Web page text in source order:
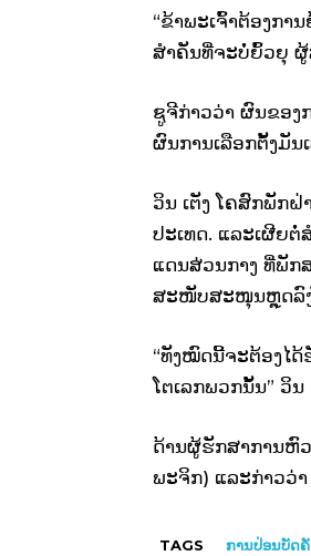
“ຂ້າພະເຈົ້າຕ້ອງກ
ສຳຄັນທີ່ຈະບໍ່ຍົ້ວຍຸ
ຊູຈີກ່າວວ່າ ຜົນຂອງ
ຜົນການເລືອກຕັ້ງມັນ
ວິນ ເຕັງ ໂຄສົກພັກ
ປະເທດ. ແລະເຜີຍຕໍ່
ແດນສ່ວນກາງ ທີ່ພັກ
ສະໜັບສະໜຸນຫຼຸດລົງ
“ທັງໝົດນີ້ຈະຕ້ອງໄ
ໂຕເລກພວກນັ້ນ” ວິນ
ດ້ານຜູ້ຮັກສາການຫົ
ພະຈິກ) ແລະກ່າວວ່າ
TAGS ການປ່ອນບັດ